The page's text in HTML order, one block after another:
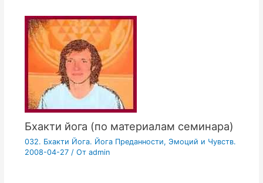
Бхакти йога (по материалам семинара)
032. Бхакти Йога. Йога Преданности, Эмоций и Чувств.
2008-04-27/ От admin